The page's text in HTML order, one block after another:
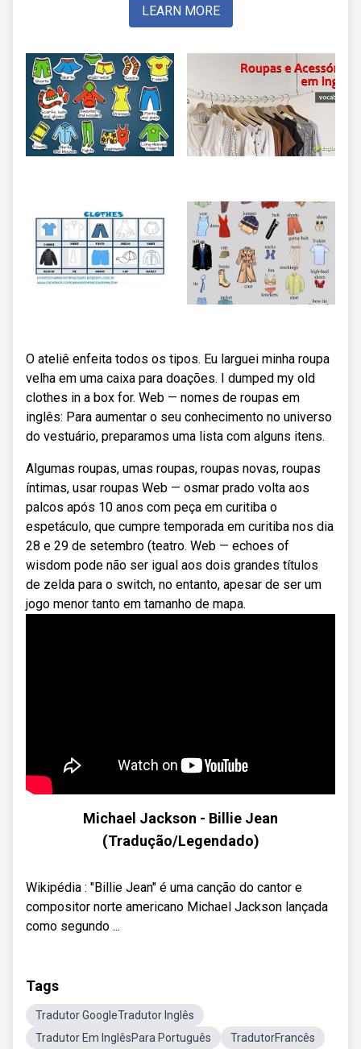
LEARN MORE
O ateliê enfeita todos os tipos. Eu larguei minha roupa
velha em uma caixa para doações. I dumped my old
clothes in a box for. Web — nomes de roupas em
inglês: Para aumentar o seu conhecimento no universo
do vestuário, preparamos uma lista com alguns itens.
Algumas roupas, umas roupas, roupas novas, roupas
íntimas, usar roupas Web — osmar prado volta aos
palcos após 10 anos com peça em curitiba o
espetáculo, que cumpre temporada em curitiba nos dia
28 e 29 de setembro (teatro. Web — echoes of
wisdom pode não ser igual aos dois grandes títulos
de zelda para o switch, no entanto, apesar de ser um
jogo menor tanto em tamanho de mapa.
Michael Jackson - Billie Jean
(Tradução/Legendado)
Wikipédia : "Billie Jean" é uma canção do cantor e
compositor norte americano Michael Jackson lançada
como segundo ...
Tags
Tradutor GoogleTradutor Inglês
Tradutor Em InglêsPara Português
TradutorFrancês